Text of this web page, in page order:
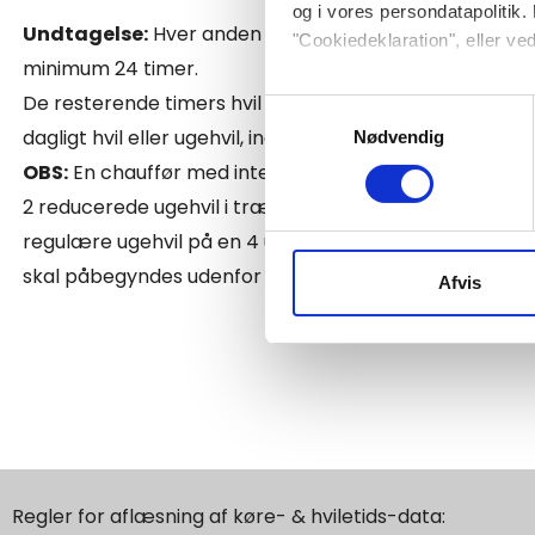
og i vores
"Cookiedeklaration", eller
Dine valg anvendes på hele
vores trafik. Vi deler også
Nødvendig
Afvis
Undtagelse: Hver anden uge kan man nedsætte
minimum 24 timer.
De resterende timers hvil skal kompenseres i
dagligt hvil eller ugehvil, inden for de næste 3 uger.
OBS: En chauffør med international kørsel har
2 reducerede ugehvil i træk, forudsat at der afholdes
regulære ugehvil på en 4 ugers periode. De to
skal påbegyndes udenfor virksomhedens og
Regler for aflæsning af køre- & hviletids-data: